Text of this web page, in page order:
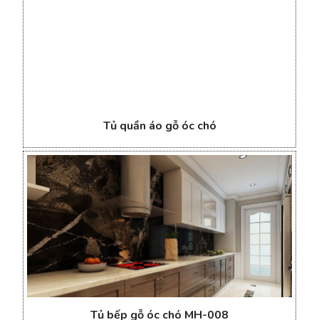
Tủ quần áo gỗ óc chó
Tủ bếp gỗ óc chó MH-008